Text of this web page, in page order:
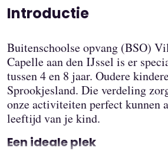
Introductie
Buitenschoolse opvang (BSO)
Capelle aan den IJssel is er
tussen 4 en 8 jaar. Oudere
Sprookjesland. Die verdeling
onze activiteiten perfect kunnen
leeftijd van je kind.
Een ideale plek